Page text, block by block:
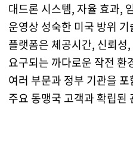
대드론 시스템, 자율 효과,
운영상 성숙한 미국 방위
플랫폼은 체공시간, 신뢰성
요구되는 까다로운 작전 환
여러 부문과 정부 기관을
주요 동맹국 고객과 확립된